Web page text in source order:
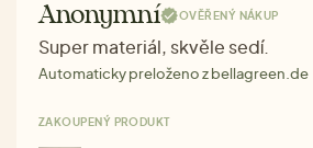
Anonymní OVĚŘENÝ NÁKUP
Super materiál, skvěle sedí.
Automaticky preloženo z bellagreen.de
ZAKOUPENÝ PRODUKT